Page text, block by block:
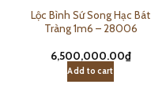
Lộc Bình Sứ Song Hạc Bát
Tràng 1m6 – 28006
6,500,000.00₫
Add to cart